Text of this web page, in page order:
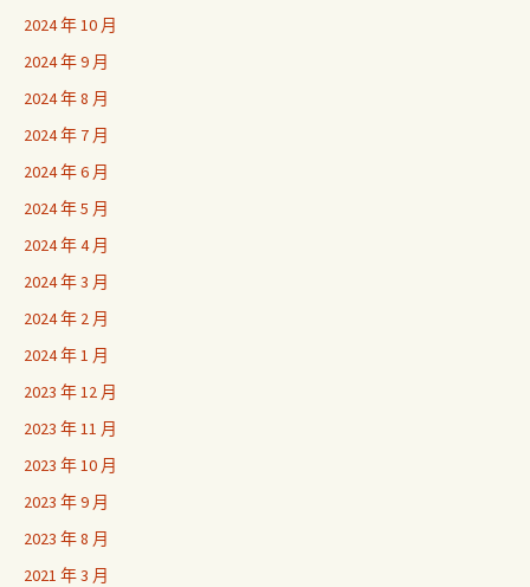
2024 年 10 月
2024 年 9 月
2024 年 8 月
2024 年 7 月
2024 年 6 月
2024 年 5 月
2024 年 4 月
2024 年 3 月
2024 年 2 月
2024 年 1 月
2023 年 12 月
2023 年 11 月
2023 年 10 月
2023 年 9 月
2023 年 8 月
2021 年 3 月